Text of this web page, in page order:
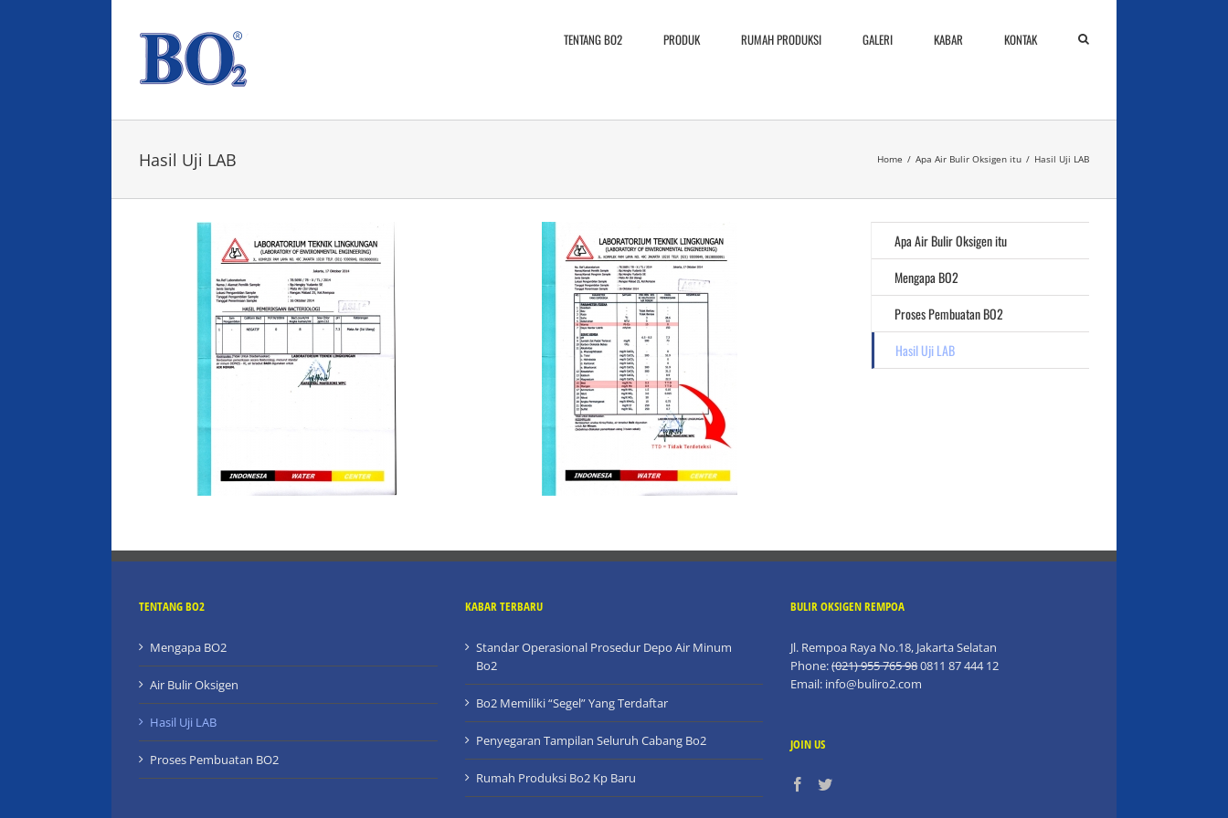
TENTANG BO2 PRODUK RUMAH PRODUKSI GALERI KABAR KONTAK
Hasil Uji LAB Home / Apa Air Bulir Oksigen itu / Hasil Uji LAB
Apa Air Bulir Oksigen itu
Mengapa BO2
Proses Pembuatan BO2
Hasil Uji LAB
TENTANG BO2
Mengapa BO2
Air Bulir Oksigen
Hasil Uji LAB
Proses Pembuatan BO2
KABAR TERBARU
Standar Operasional Prosedur Depo Air Minum
Bo2
Bo2 Memiliki “Segel” Yang Terdaftar
Penyegaran Tampilan Seluruh Cabang Bo2
Rumah Produksi Bo2 Kp Baru
BULIR OKSIGEN REMPOA
Jl. Rempoa Raya No.18, Jakarta Selatan
Phone:(021) 955 765 980811 87 444 12
Email: info@buliro2.com
JOIN US